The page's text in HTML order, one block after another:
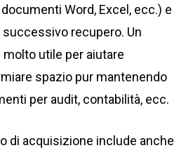
Word, Excel, ecc.) e
recupero. Un
utile per aiutare
spazio pur mantenendo
per audit, contabilità, ecc.
di acquisizione include anche